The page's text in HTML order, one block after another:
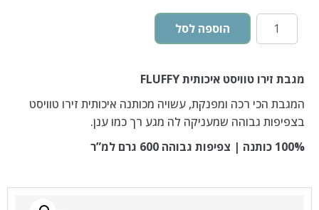
הוספה לסל
מגבת זירו טוויסט איכותית FLUFFY
המגבת הכי רכה ומפנקת, עשויה מכותנה איכותית זירו טוויסט
בצפיפות גבוהה שמעניקה לה מגע רך כמו ענן.
100% כותנה | צפיפות גבוהה 600 גרם למ”ר